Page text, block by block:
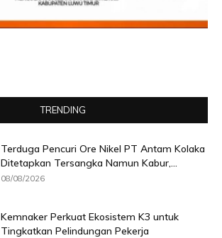
TRENDING
Terduga Pencuri Ore Nikel PT Antam Kolaka
Ditetapkan Tersangka Namun Kabur,...
08/08/2026
Kemnaker Perkuat Ekosistem K3 untuk
Tingkatkan Pelindungan Pekerja